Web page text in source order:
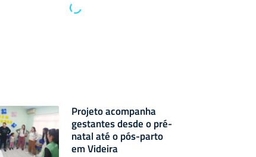
Projeto acompanha
gestantes desde o pré-
natal até o pós-parto
em Videira